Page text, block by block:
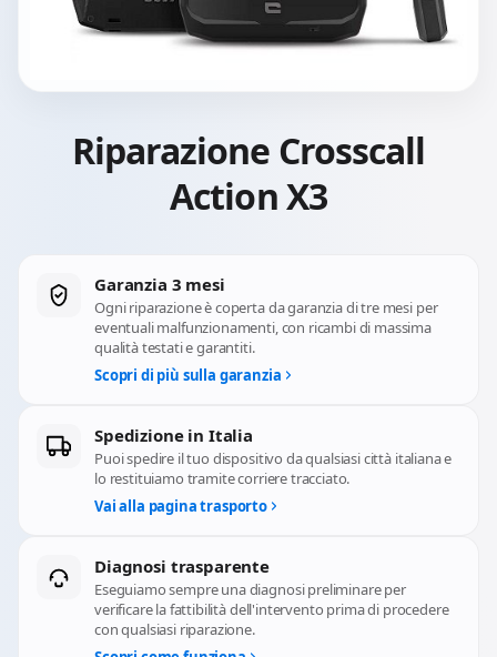
Riparazione Crosscall
Action X3
Garanzia 3 mesi
Ogni riparazione è coperta da garanzia di tre mesi per
eventuali malfunzionamenti, con ricambi di massima
qualità testati e garantiti.
Scopri di più sulla garanzia
Spedizione in Italia
Puoi spedire il tuo dispositivo da qualsiasi città italiana e
lo restituiamo tramite corriere tracciato.
Vai alla pagina trasporto
Diagnosi trasparente
Eseguiamo sempre una diagnosi preliminare per
verificare la fattibilità dell'intervento prima di procedere
con qualsiasi riparazione.